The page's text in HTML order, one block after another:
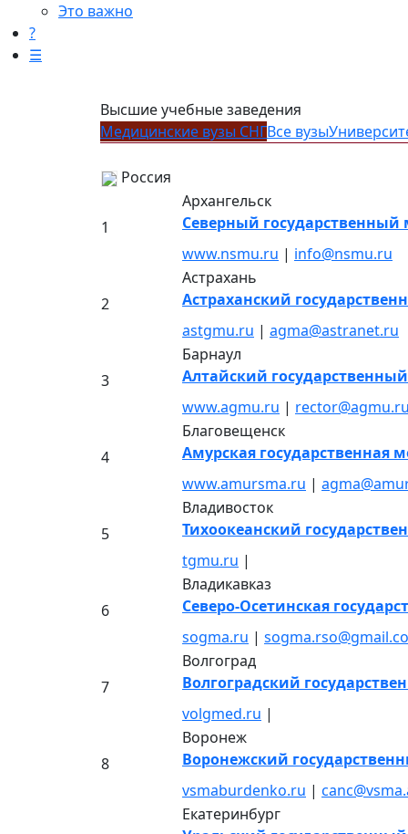
Это важно
?
☰
Высшие учебные заведения
Медицинские вузы СНГВсе вузы
Россия
1
Архангельск
Северный
www.nsmu.ru | info@nsmu.ru
2
Астрахань
Астраханский
astgmu.ru | agma@astranet.ru
3
Барнаул
Алтайский
www.agmu.ru |
4
Благовещенск
Амурская государственная
www.amursma.ru |
5
Владивосток
Тихоокеанский
tgmu.ru |
6
Владикавказ
Северо-Осетинская
sogma.ru |
7
Волгоград
Волгоградский
volgmed.ru |
8
Воронеж
Воронежский
vsmaburdenko.ru |
Екатеринбург